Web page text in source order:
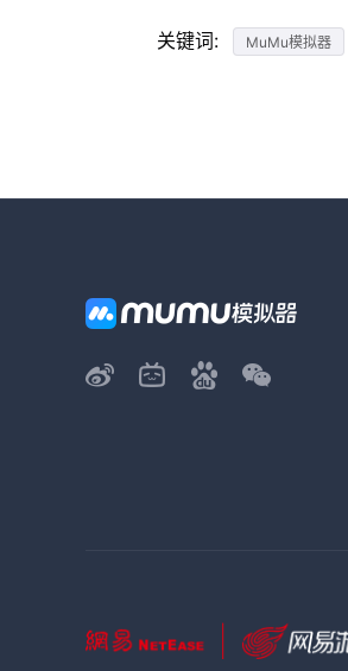
关键词: MuMu模拟器